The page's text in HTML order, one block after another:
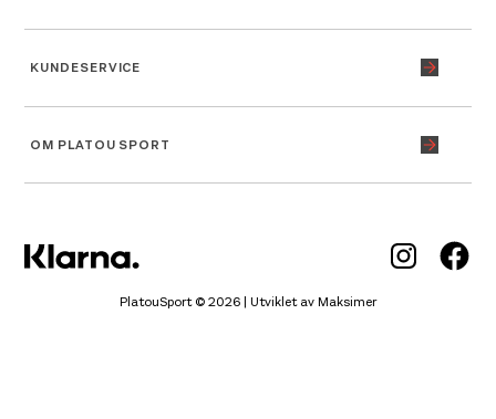
KUNDESERVICE
OM PLATOU SPORT
PlatouSport © 2026 | Utviklet avMaksimer